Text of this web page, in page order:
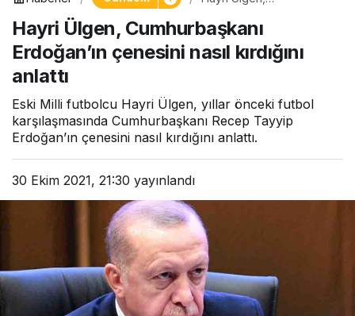
Erdoğan’ın çenesini nasıl
kırdığını anlattı
Hayri Ülgen, Cumhurbaşkanı
Erdoğan’ın çenesini nasıl kırdığını
anlattı
Eski Milli futbolcu Hayri Ülgen, yıllar önceki futbol
karşılaşmasında Cumhurbaşkanı Recep Tayyip
Erdoğan’ın çenesini nasıl kırdığını anlattı.
30 Ekim 2021, 21:30 yayınlandı